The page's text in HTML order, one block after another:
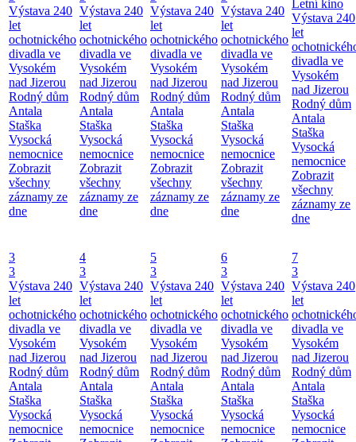
Výstava 240
let
ochotnického
divadla ve
Vysokém
nad Jizerou
Rodný dům
Antala
Staška
Vysocká
nemocnice
Zobrazit
všechny
záznamy ze
dne
Výstava 240
let
ochotnického
divadla ve
Vysokém
nad Jizerou
Rodný dům
Antala
Staška
Vysocká
nemocnice
Zobrazit
všechny
záznamy ze
dne
Výstava 240
let
ochotnického
divadla ve
Vysokém
nad Jizerou
Rodný dům
Antala
Staška
Vysocká
nemocnice
Zobrazit
všechny
záznamy ze
dne
Výstava 240
let
ochotnického
divadla ve
Vysokém
nad Jizerou
Rodný dům
Antala
Staška
Vysocká
nemocnice
Zobrazit
všechny
záznamy ze
dne
Letní kino
Výstava 240
let
divadla ve
Vysokém
nad Jizerou
Rodný dům
Antala
Staška
Vysocká
nemocnice
Zobrazit
všechny
záznamy ze
dne
3
3
Výstava 240
let
ochotnického
divadla ve
Vysokém
nad Jizerou
Rodný dům
Antala
Staška
Vysocká
nemocnice
4
3
Výstava 240
let
ochotnického
divadla ve
Vysokém
nad Jizerou
Rodný dům
Antala
Staška
Vysocká
nemocnice
5
3
Výstava 240
let
ochotnického
divadla ve
Vysokém
nad Jizerou
Rodný dům
Antala
Staška
Vysocká
nemocnice
6
3
Výstava 240
let
ochotnického
divadla ve
Vysokém
nad Jizerou
Rodný dům
Antala
Staška
Vysocká
nemocnice
7
3
Výstava 240
let
divadla ve
Vysokém
nad Jizerou
Rodný dům
Antala
Staška
Vysocká
nemocnice